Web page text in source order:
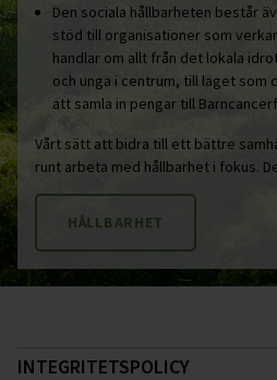
Den sociala hållbarheten består
stöd till organisationer som
handlar om allt från det lokala
och unga i centrum, till laget som
att samla in pengar till
Vårt sätt att bidra till ett bättre
runt arbeta med hållbarhet i fokus.
HÅLLBARHET
INTEGRITETSPOLICY